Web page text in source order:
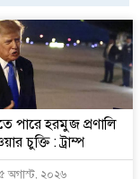
পারে হরমুজ প্রণালি
চুক্তি : ট্রাম্প
অগাস্ট, ২০২৬